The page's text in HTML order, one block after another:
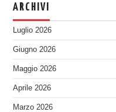
ARCHIVI
Luglio 2026
Giugno 2026
Maggio 2026
Aprile 2026
Marzo 2026